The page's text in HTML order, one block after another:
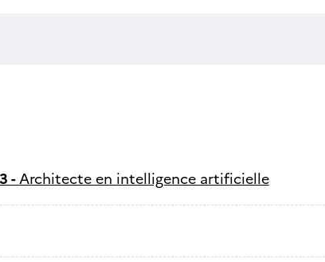
-Architecte en intelligence artificielle